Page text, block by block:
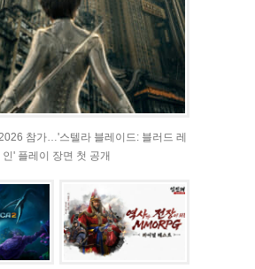
참가…'스텔라 블레이드: 블러드 레
인' 플레이 장면 첫 공개